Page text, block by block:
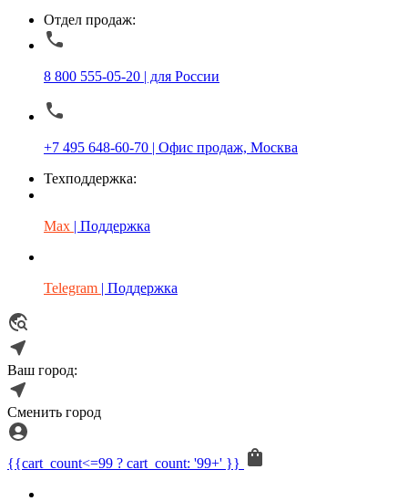
Отдел продаж:
8 800 555-05-20 | для России
+7 495 648-60-70 | Офис продаж, Москва
Техподдержка:
Max | Поддержка
Telegram | Поддержка
Ваш город:
Сменить город
{{cart_count<=99 ? cart_count: '99+' }}